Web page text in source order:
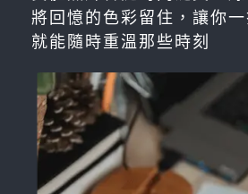
將回憶的色彩留住，讓你一
就能隨時重溫那些時刻